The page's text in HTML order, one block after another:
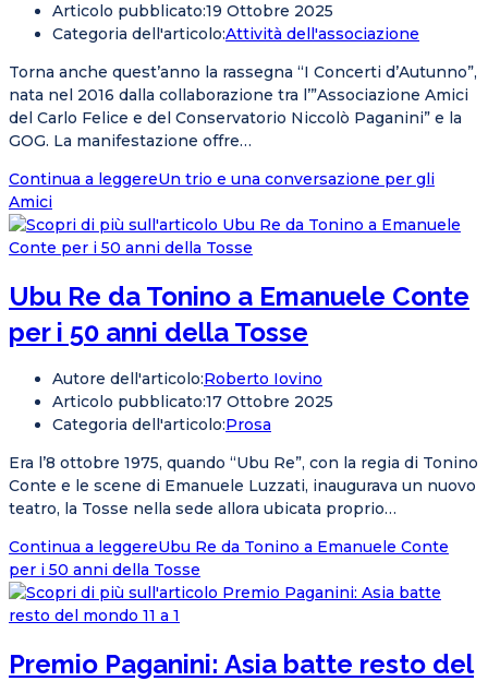
Articolo pubblicato:19 Ottobre 2025
Categoria dell'articolo:Attività dell'associazione
Torna anche quest’anno la rassegna “I Concerti d’Autunno”,
nata nel 2016 dalla collaborazione tra l’”Associazione Amici
del Carlo Felice e del Conservatorio Niccolò Paganini” e la
GOG. La manifestazione offre…
Continua a leggereUn trio e una conversazione per gli
Amici
Ubu Re da Tonino a Emanuele Conte
per i 50 anni della Tosse
Autore dell'articolo:Roberto Iovino
Articolo pubblicato:17 Ottobre 2025
Categoria dell'articolo:Prosa
Era l’8 ottobre 1975, quando “Ubu Re”, con la regia di Tonino
Conte e le scene di Emanuele Luzzati, inaugurava un nuovo
teatro, la Tosse nella sede allora ubicata proprio…
Continua a leggereUbu Re da Tonino a Emanuele Conte
per i 50 anni della Tosse
Premio Paganini: Asia batte resto del